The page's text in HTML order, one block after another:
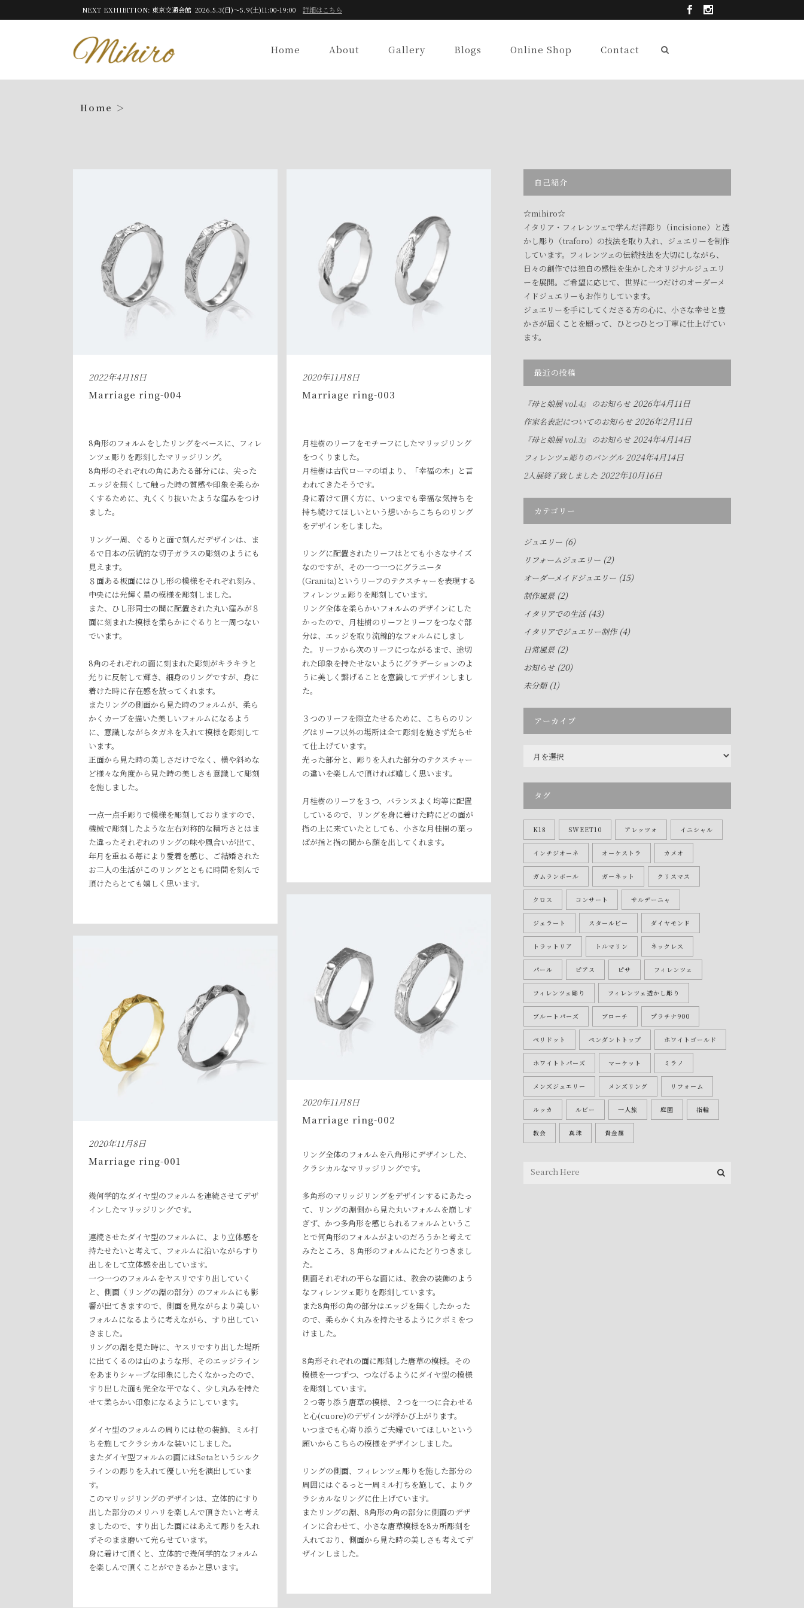
NEXT EXHIBITION: 東京交通会館 2026.5.3(日)～5.9(土)11:00-19:00 詳細はこちら
Home About Gallery Blogs Online Shop Contact
2022年4月18日
Marriage ring-004
8角形のフォルムをしたリングをベースに、フィレ
ンツェ彫りを彫刻したマリッジリング。
8角形のそれぞれの角にあたる部分には、尖った
エッジを無くして触った時の質感や印象を柔らか
くするために、丸くくり抜いたような窪みをつけ
ました。
リング一周、ぐるりと面で刻んだデザインは、ま
るで日本の伝統的な切子ガラスの彫刻のようにも
見えます。
８面ある板面にはひし形の模様をそれぞれ刻み、
中央には光輝く星の模様を彫刻しました。
また、ひし形同士の間に配置された丸い窪みが８
面に刻まれた模様を柔らかにぐるりと一周つない
でいます。
8角のそれぞれの面に刻まれた彫刻がキラキラと
光りに反射して輝き、細身のリングですが、身に
着けた時に存在感を放ってくれます。
またリングの側面から見た時のフォルムが、柔ら
かくカーブを描いた美しいフォルムになるよう
に、意識しながらタガネを入れて模様を彫刻して
います。
正面から見た時の美しさだけでなく、横や斜めな
ど様々な角度から見た時の美しさも意識して彫刻
を施しました。
一点一点手彫りで模様を彫刻しておりますので、
機械で彫刻したような左右対称的な精巧さとはま
た違ったそれぞれのリングの味や風合いが出て、
年月を重ねる毎により愛着を感じ、ご結婚された
お二人の生活がこのリングとともに時間を刻んで
頂けたらとても嬉しく思います。
2020年11月8日
Marriage ring-003
月桂樹のリーフをモチーフにしたマリッジリング
をつくりました。
月桂樹は古代ローマの頃より、「幸福の木」と言
われてきたそうです。
身に着けて頂く方に、いつまでも幸福な気持ちを
持ち続けてほしいという想いからこちらのリング
をデザインをしました。
リングに配置されたリーフはとても小さなサイズ
なのですが、その一つ一つにグラニータ
(Granita)というリーフのテクスチャーを表現する
フィレンツェ彫りを彫刻しています。
リング全体を柔らかいフォルムのデザインにした
かったので、月桂樹のリーフとリーフをつなぐ部
分は、エッジを取り流線的なフォルムにしまし
た。リーフから次のリーフにつながるまで、途切
れた印象を持たせないようにグラデーションのよ
うに美しく繋げることを意識してデザインしまし
た。
３つのリーフを際立たせるために、こちらのリン
グはリーフ以外の場所は全て彫刻を施さず光らせ
て仕上げています。
光った部分と、彫りを入れた部分のテクスチャー
の違いを楽しんで頂ければ嬉しく思います。
月桂樹のリーフを３つ、バランスよく均等に配置
しているので、リングを身に着けた時にどの面が
指の上に来ていたとしても、小さな月桂樹の葉っ
ぱが指と指の間から顔を出してくれます。
2020年11月8日
Marriage ring-002
リング全体のフォルムを八角形にデザインした、
クラシカルなマリッジリングです。
多角形のマリッジリングをデザインするにあたっ
て、リングの淵側から見た丸いフォルムを崩しす
ぎず、かつ多角形を感じられるフォルムというこ
とで何角形のフォルムがよいのだろうかと考えて
みたところ、８角形のフォルムにたどりつきまし
た。
側面それぞれの平らな面には、教会の装飾のよう
なフィレンツェ彫りを彫刻しています。
また8角形の角の部分はエッジを無くしたかった
ので、柔らかく丸みを持たせるようにクボミをつ
けました。
8角形それぞれの面に彫刻した唐草の模様。その
模様を一つずつ、つなげるようにダイヤ型の模様
を彫刻しています。
２つ寄り添う唐草の模様、２つを一つに合わせる
と心(cuore)のデザインが浮かび上がります。
いつまでも心寄り添うご夫婦でいてほしいという
願いからこちらの模様をデザインしました。
リングの側面、フィレンツェ彫りを施した部分の
周囲にはぐるっと一周ミル打ちを施して、よりク
ラシカルなリングに仕上げています。
またリングの淵、8角形の角の部分に側面のデザ
インに合わせて、小さな唐草模様を8カ所彫刻を
入れており、側面から見た時の美しさも考えてデ
ザインしました。
2020年11月8日
Marriage ring-001
幾何学的なダイヤ型のフォルムを連続させてデザ
インしたマリッジリングです。
連続させたダイヤ型のフォルムに、より立体感を
持たせたいと考えて、フォルムに沿いながらすり
出しをして立体感を出しています。
一つ一つのフォルムをヤスリですり出していく
と、側面（リングの淵の部分）のフォルムにも影
響が出てきますので、側面を見ながらより美しい
フォルムになるように考えながら、すり出してい
きました。
リングの淵を見た時に、ヤスリですり出した場所
に出てくるのは山のような形、そのエッジライン
をあまりシャープな印象にしたくなかったので、
すり出した面も完全な平でなく、少し丸みを持た
せて柔らかい印象になるようにしています。
ダイヤ型のフォルムの周りには粒の装飾、ミル打
ちを施してクラシカルな装いにしました。
またダイヤ型フォルムの面にはSetaというシルク
ラインの彫りを入れて優しい光を演出していま
す。
このマリッジリングのデザインは、立体的にすり
出した部分のメリハリを楽しんで頂きたいと考え
ましたので、すり出した面にはあえて彫りを入れ
ずそのまま磨いて光らせています。
身に着けて頂くと、立体的で幾何学的なフォルム
を楽しんで頂くことができるかと思います。
自己紹介
☆mihiro☆
イタリア・フィレンツェで学んだ洋彫り（incisione）と透
かし彫り（traforo）の技法を取り入れ、ジュエリーを制作
しています。フィレンツェの伝統技法を大切にしながら、
日々の創作では独自の感性を生かしたオリジナルジュエリ
ーを展開。ご希望に応じて、世界に一つだけのオーダーメ
イドジュエリーもお作りしています。
ジュエリーを手にしてくださる方の心に、小さな幸せと豊
かさが届くことを願って、ひとつひとつ丁寧に仕上げてい
ます。
最近の投稿
『母と娘展 vol.4』 のお知らせ 2026年4月11日
作家名表記についてのお知らせ 2026年2月11日
『母と娘展 vol.3』 のお知らせ 2024年4月14日
フィレンツェ彫りのバングル 2024年4月14日
2人展終了致しました 2022年10月16日
カテゴリー
ジュエリー (6)
リフォームジュエリー (2)
オーダーメイドジュエリー (15)
制作風景(2)
イタリアでの生活(43)
イタリアでジュエリー制作(4)
日常風景(2)
お知らせ(20)
未分類(1)
アーカイブ
ブ
タグ
K18 SWEET10 アレッツォ イニシャル
インチジオーネ オーケストラ カメオ
ガムランボール ガーネット クリスマス
クロス コンサート サルデーニャ
ジェラート スタールビー ダイヤモンド
トラットリア トルマリン ネックレス
パール ピアス ピサ フィレンツェ
フィレンツェ彫り フィレンツェ透かし彫り
ブルートパーズ ブローチ プラチナ900
ペリドット ペンダントトップ ホワイトゴールド
ホワイトトパーズ マーケット ミラノ
メンズジュエリー メンズリング リフォーム
ルッカ ルビー 一人旅 庭園 指輪
教会 真珠 貴金属